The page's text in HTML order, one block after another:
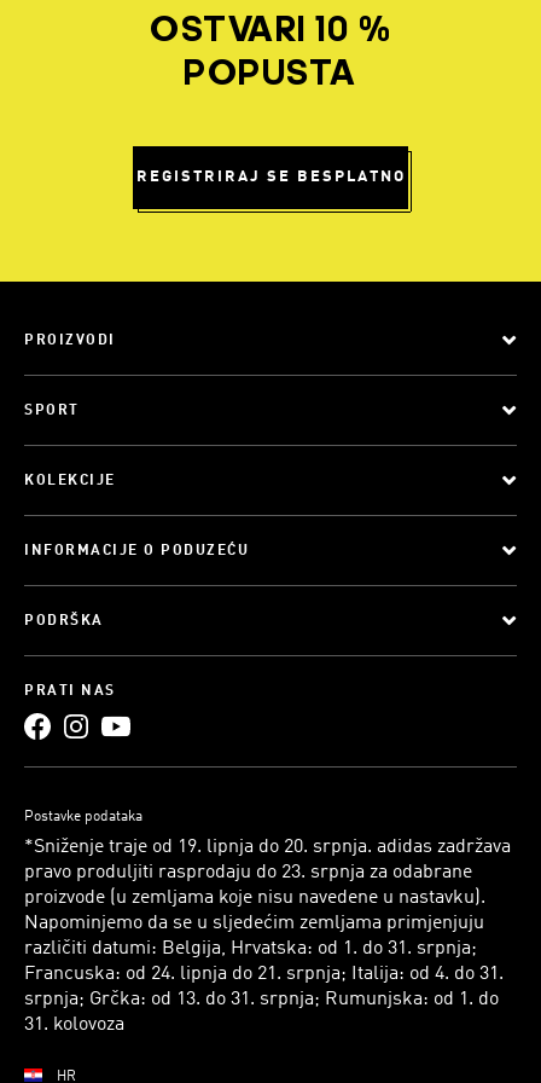
OSTVARI 10 %
POPUSTA
REGISTRIRAJ SE BESPLATNO
PROIZVODI
SPORT
KOLEKCIJE
INFORMACIJE O PODUZEĆU
PODRŠKA
PRATI NAS
Postavke podataka
*Sniženje traje od 19. lipnja do 20. srpnja. adidas zadržava
pravo produljiti rasprodaju do 23. srpnja za odabrane
proizvode (u zemljama koje nisu navedene u nastavku).
Napominjemo da se u sljedećim zemljama primjenjuju
različiti datumi: Belgija, Hrvatska: od 1. do 31. srpnja;
Francuska: od 24. lipnja do 21. srpnja; Italija: od 4. do 31.
srpnja; Grčka: od 13. do 31. srpnja; Rumunjska: od 1. do
31. kolovoza
HR